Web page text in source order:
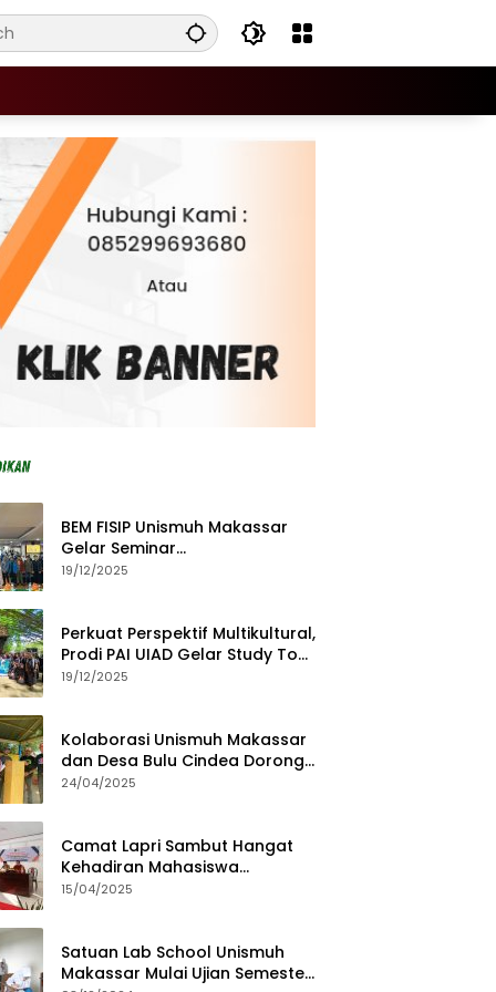
BEM FISIP Unismuh Makassar
Gelar Seminar
Keperempuanan, Bahas
19/12/2025
Perkuat Perspektif Multikultural,
Prodi PAI UIAD Gelar Study Tour
ke Kajang
19/12/2025
Kolaborasi Unismuh Makassar
dan Desa Bulu Cindea Dorong
Sentra Garam Industri
24/04/2025
Camat Lapri Sambut Hangat
Kehadiran Mahasiswa
PoltekMu
15/04/2025
Satuan Lab School Unismuh
Makassar Mulai Ujian Semester,